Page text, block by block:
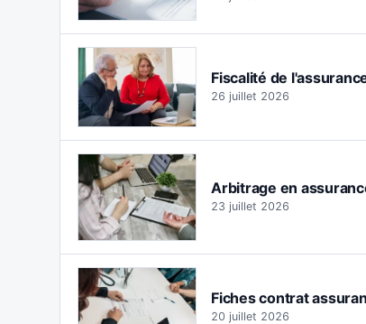
Fiscalité de
26 juillet 2026
Arbitrage en
23 juillet 2026
Fiches contrat
20 juillet 2026